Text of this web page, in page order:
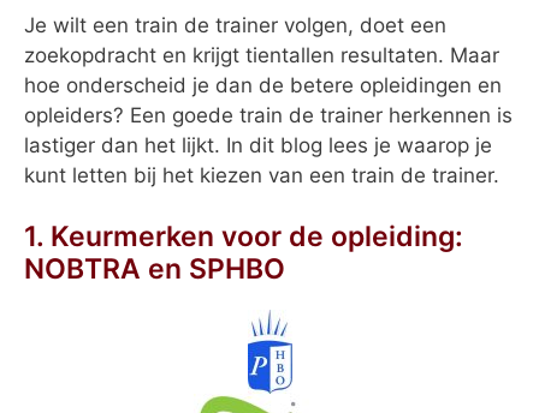
Je wilt een train de trainer volgen, doet een
zoekopdracht en krijgt tientallen resultaten. Maar
hoe onderscheid je dan de betere opleidingen en
opleiders? Een goede train de trainer herkennen is
lastiger dan het lijkt. In dit blog lees je waarop je
kunt letten bij het kiezen van een train de trainer.
1. Keurmerken voor de opleiding:
NOBTRA en SPHBO